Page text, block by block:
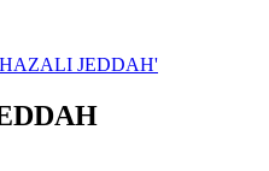
JEDDAH'